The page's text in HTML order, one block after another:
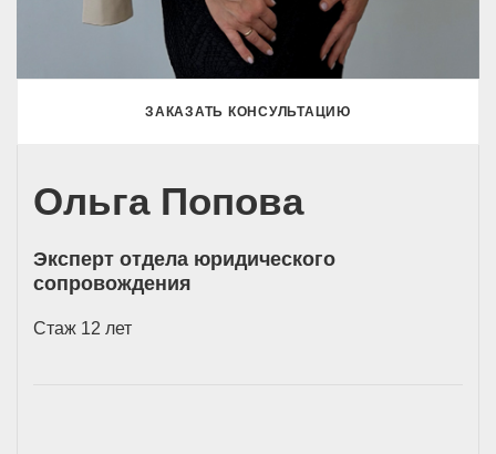
ЗАКАЗАТЬ КОНСУЛЬТАЦИЮ
Ольга Попова
Эксперт отдела юридического
сопровождения
Стаж 12 лет